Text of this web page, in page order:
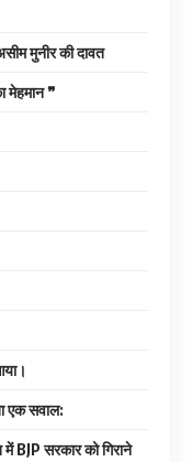
मुनीर की दावत
मेहमान ❞
एक सवाल:
BJP सरकार को गिराने